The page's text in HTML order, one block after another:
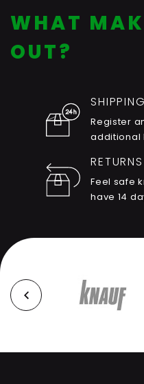
WHAT
OUT?
Register
additional
Feel safe
have 14